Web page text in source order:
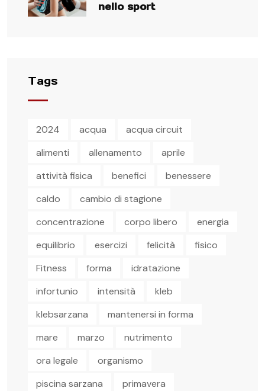
nello sport
Tags
2024 acqua
acqua circuit
alimenti
allenamento
aprile
attività fisica
benefici
benessere
caldo
cambio di stagione
concentrazione
corpo libero
energia
equilibrio
esercizi felicità
fisico
Fitness
forma
idratazione
infortunio
intensità
kleb
klebsarzana
mantenersi in forma
mare
marzo
nutrimento
ora legale
organismo
piscina sarzana
primavera